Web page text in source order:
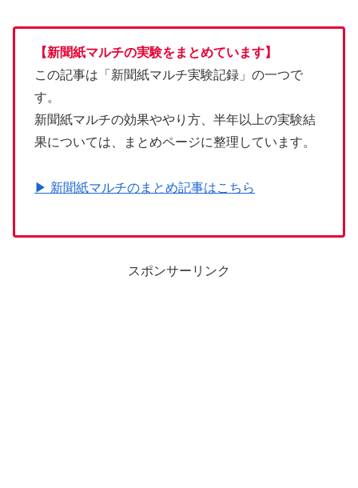
【新聞紙マルチの実験をまとめています】
この記事は「新聞紙マルチ実験記録」の一つで
す。
新聞紙マルチの効果ややり方、半年以上の実験結
果については、まとめページに整理しています。
▶ 新聞紙マルチのまとめ記事はこちら
スポンサーリンク